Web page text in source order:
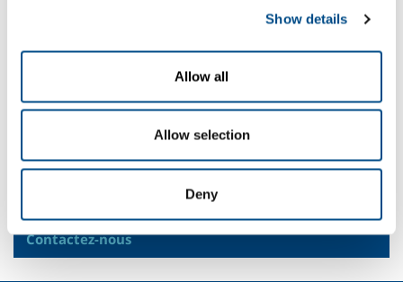
Show details
Allow all
Allow selection
Deny
Secteurs d'application
Boissons
Besoin d’en savoir plus ?
Contactez-nous